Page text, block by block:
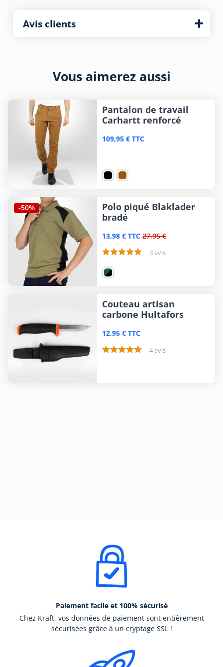
Avis clients
Vous aimerez aussi
Pantalon de travail
Carhartt renforcé
109,95 € TTC
-50%
Polo piqué Blaklader
bradé
13,98 € TTC 27,95 €
3 avis
Couteau artisan
carbone Hultafors
12,95 € TTC
4 avis
Paiement facile et 100% sécurisé
Chez Kraft, vos données de paiement sont entièrement
sécurisées grâce à un cryptage SSL !